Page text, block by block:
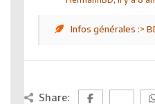
Infos générales :>
Share: